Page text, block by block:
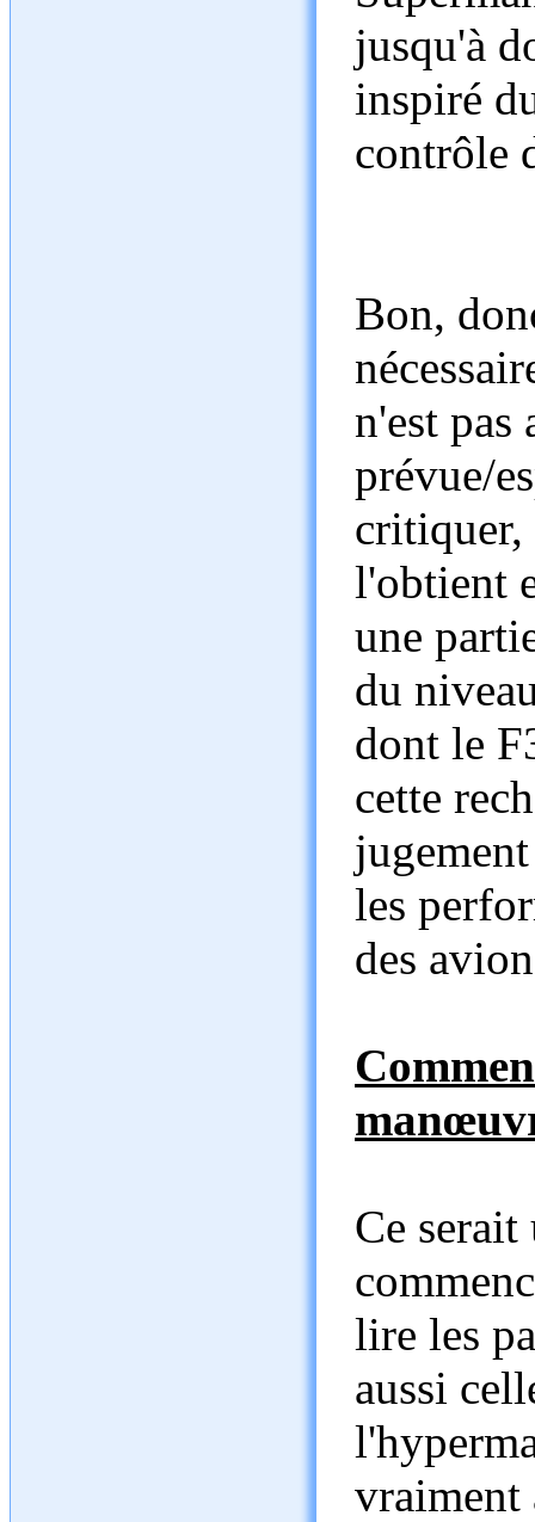
jusqu'à
inspiré
contrôle
Bon,
n'est pas
prévue/
critiquer,
l'obtient
une
du
dont le
cette
les
des
Ce serait
lire les
aussi
vraiment